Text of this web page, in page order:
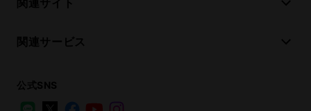
関連サイト
関連サービス
公式SNS
LINE
FacebookYouTube